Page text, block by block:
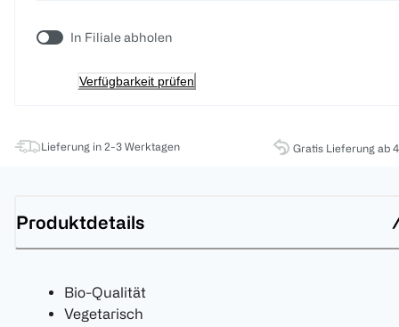
In Filiale abholen
Verfügbarkeit prüfen
Lieferung in 2-3 Werktagen Gratis Lieferung ab
Produktdetails
Bio-Qualität
Vegetarisch